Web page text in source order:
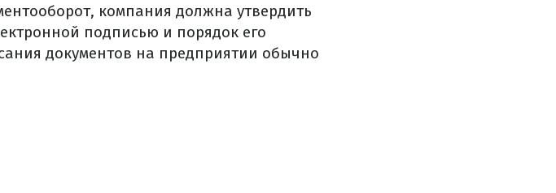
компания должна утвердить
подписью и порядок его
документов на предприятии обычно